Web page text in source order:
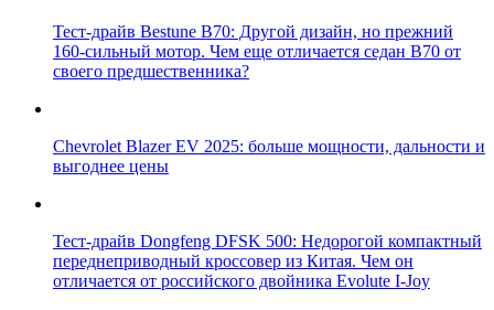
Тест-драйв Bestune B70: Другой дизайн, но прежний
160-сильный мотор. Чем еще отличается седан B70 от
своего предшественника?
Chevrolet Blazer EV 2025: больше мощности, дальности и
выгоднее цены
Тест-драйв Dongfeng DFSK 500: Недорогой компактный
переднеприводный кроссовер из Китая. Чем он
отличается от российского двойника Evolute I-Joy